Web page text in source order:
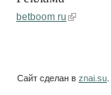
betboom ru
Сайт сделан в znai.su